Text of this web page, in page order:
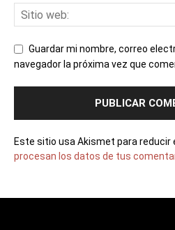
Guardar mi nombre, correo
navegador la próxima vez que
Este sitio usa Akismet para reducir
procesan los datos de tus